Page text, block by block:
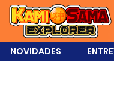
NOVIDADES